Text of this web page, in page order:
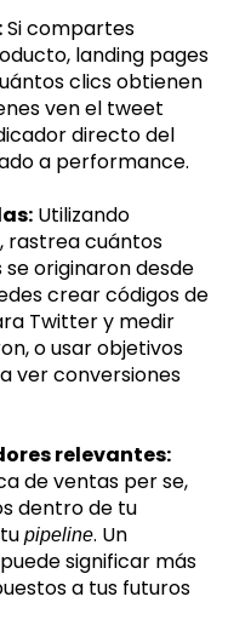
Si compartes
landing pages
clics obtienen
ven el tweet
directo del
a performance.
Utilizando
rastrea cuántos
originaron desde
crear códigos de
Twitter y medir
o usar objetivos
ver conversiones
relevantes:
de ventas per se,
dentro de tu
tupipeline. Un
significar más
a tus futuros